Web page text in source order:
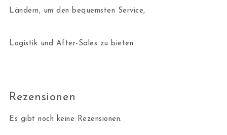
Ländern, um den bequemsten Service,
Logistik und After-Sales zu bieten.
Rezensionen
Es gibt noch keine Rezensionen.